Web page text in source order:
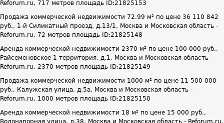
Reforum.ru, 717 метров площадь ID:21825153
Продажа коммерческой недвижимости 72.99 м² по цене 36 110 842
руб., 1-й Силикатный проезд, д.13/1, Москва и Московская область -
Reforum.ru, 72 метров площадь ID:21825148
Аренда коммерческой недвижимости 2370 м² по цене 100 000 руб.,
Райсеменовское-1 территория, д.1, Москва и Московская область -
Reforum.ru, 2370 метров площадь ID:21825149
Продажа коммерческой недвижимости 1000 м² по цене 11 500 000
руб., Калужская улица, д.5а, Москва и Московская область -
Reforum.ru, 1000 метров площадь ID:21825150
Аренда коммерческой недвижимости 18 м² по цене 15 000 руб.,
Водонапорная улица, д.38, Москва и Московская область - Reforum.ru,